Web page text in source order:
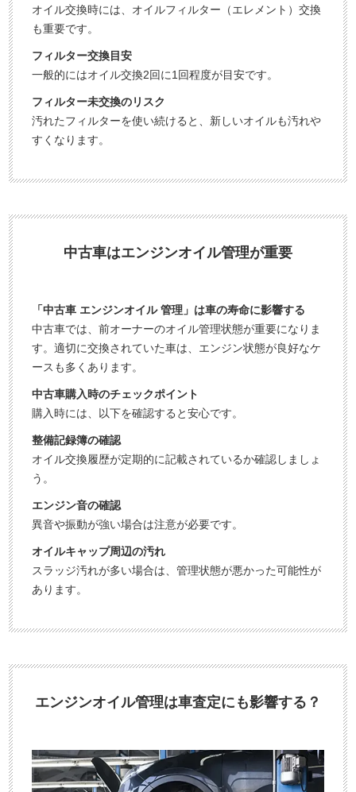
オイル交換時には、オイルフィルター（エレメント）交換
も重要です。
フィルター交換目安
一般的にはオイル交換2回に1回程度が目安です。
フィルター未交換のリスク
汚れたフィルターを使い続けると、新しいオイルも汚れや
すくなります。
中古車はエンジンオイル管理が重要
「中古車 エンジンオイル 管理」は車の寿命に影響する
中古車では、前オーナーのオイル管理状態が重要になりま
す。適切に交換されていた車は、エンジン状態が良好なケ
ースも多くあります。
中古車購入時のチェックポイント
購入時には、以下を確認すると安心です。
整備記録簿の確認
オイル交換履歴が定期的に記載されているか確認しましょ
う。
エンジン音の確認
異音や振動が強い場合は注意が必要です。
オイルキャップ周辺の汚れ
スラッジ汚れが多い場合は、管理状態が悪かった可能性が
あります。
エンジンオイル管理は車査定にも影響する？